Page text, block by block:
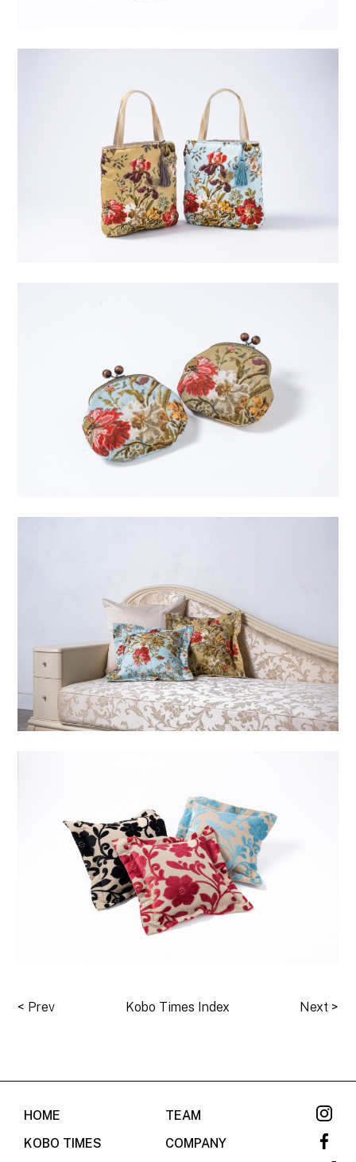
< Prev Kobo Times Index Next >
HOME
KOBO TIMES
TEAM
COMPANY